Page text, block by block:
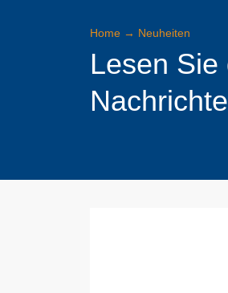
Home → Neuheiten
Lesen